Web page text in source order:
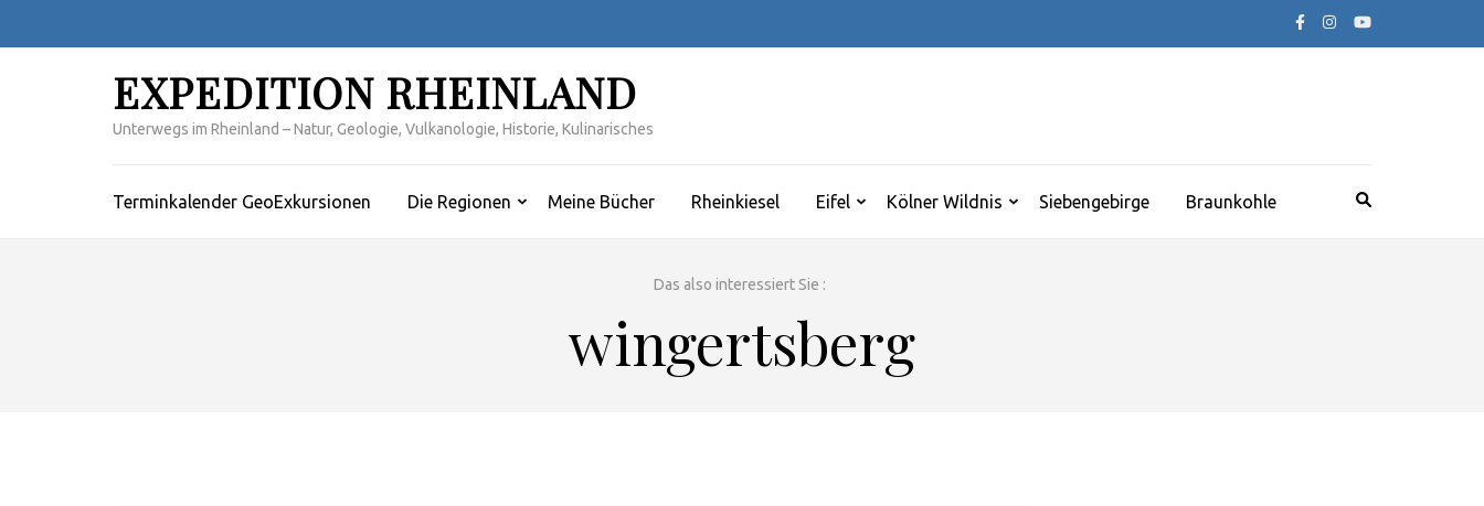
EXPEDITION RHEINLAND
Unterwegs im Rheinland – Natur, Geologie, Vulkanologie, Historie, Kulinarisches
Terminkalender GeoExkursionen Die Regionen Meine Bücher Rheinkiesel Eifel Kölner Wildnis Siebengebirge Braunkohle
Das also interessiert Sie :
wingertsberg